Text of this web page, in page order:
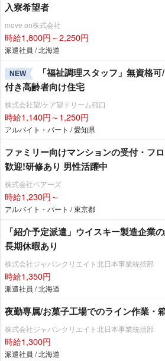
入寮希望者
move on株式会社
時給1,800円～2,250円
派遣社員 / 北海道
NEW
「福祉調理スタッフ」無資格
付き高齢者向け住宅
株式会社望/ケア望ドリーム稲口
時給1,140円～1,250円
アルバイト・パート / 愛知県
ファミリー向けマンションの受付・フ
歓迎!研修あり 男性活躍中
株式会社ベアーズ
時給1,230円～
アルバイト・パート / 東京都
「紹介予定派遣」ウイスキー製造企業
長期休暇あり
株式会社ジャパンクリエイト北日本事業統括部
時給1,350円
派遣社員 / 北海道
夜勤専属/お菓子工場でのライン作業・
株式会社ジャパンクリエイト北日本事業統括部
時給1,300円
派遣社員 / 北海道